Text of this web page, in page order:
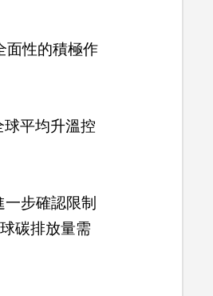
面性的積極作
平均升溫控
步確認限制
碳排放量需